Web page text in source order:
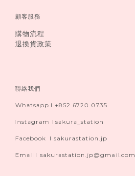
顧客服務
購物流程
退換貨政策
聯絡我們
Whatsapp I +852 6720 0735
Instagram I sakura_station
Facebook I sakurastation.jp
Email I sakurastation.jp@gmail.com